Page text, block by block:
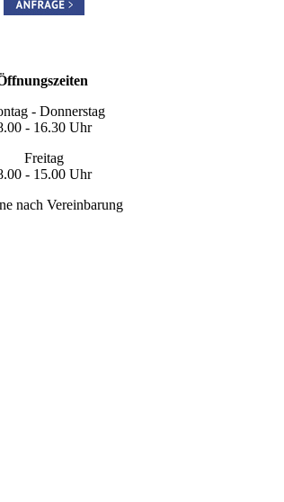
- Donnerstag
- 16.30 Uhr
Freitag
- 15.00 Uhr
nach Vereinbarung